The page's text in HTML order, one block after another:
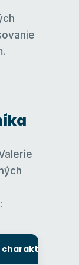
charakteristika